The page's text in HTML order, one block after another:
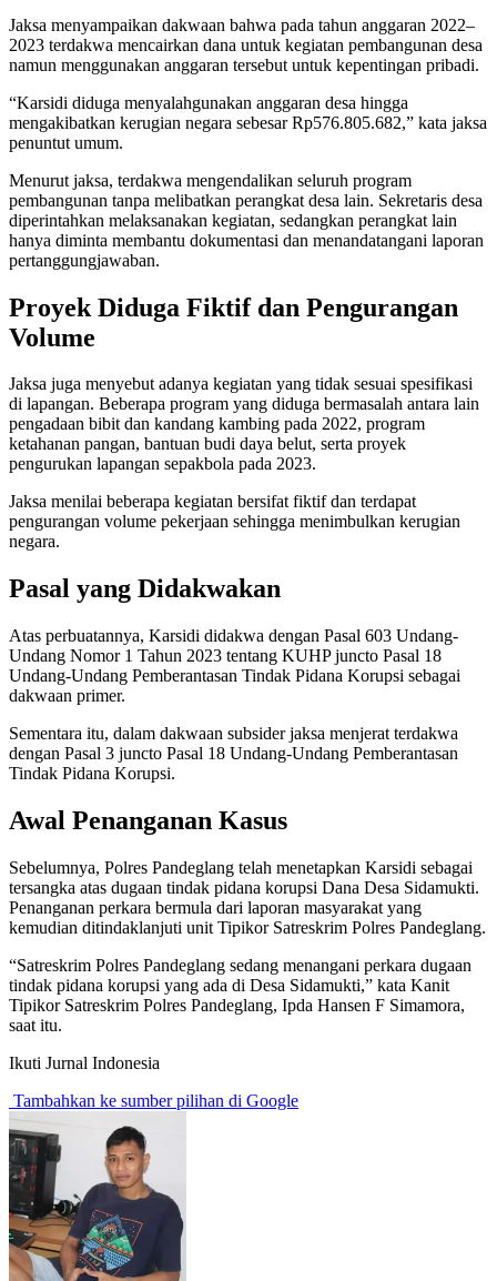
Jaksa menyampaikan dakwaan bahwa pada tahun anggaran 2022–
2023 terdakwa mencairkan dana untuk kegiatan pembangunan desa
namun menggunakan anggaran tersebut untuk kepentingan pribadi.
“Karsidi diduga menyalahgunakan anggaran desa hingga
mengakibatkan kerugian negara sebesar Rp576.805.682,” kata jaksa
penuntut umum.
Menurut jaksa, terdakwa mengendalikan seluruh program
pembangunan tanpa melibatkan perangkat desa lain. Sekretaris desa
diperintahkan melaksanakan kegiatan, sedangkan perangkat lain
hanya diminta membantu dokumentasi dan menandatangani laporan
pertanggungjawaban.
Proyek Diduga Fiktif dan Pengurangan
Volume
Jaksa juga menyebut adanya kegiatan yang tidak sesuai spesifikasi
di lapangan. Beberapa program yang diduga bermasalah antara lain
pengadaan bibit dan kandang kambing pada 2022, program
ketahanan pangan, bantuan budi daya belut, serta proyek
pengurukan lapangan sepakbola pada 2023.
Jaksa menilai beberapa kegiatan bersifat fiktif dan terdapat
pengurangan volume pekerjaan sehingga menimbulkan kerugian
negara.
Pasal yang Didakwakan
Atas perbuatannya, Karsidi didakwa dengan Pasal 603 Undang-
Undang Nomor 1 Tahun 2023 tentang KUHP juncto Pasal 18
Undang-Undang Pemberantasan Tindak Pidana Korupsi sebagai
dakwaan primer.
Sementara itu, dalam dakwaan subsider jaksa menjerat terdakwa
dengan Pasal 3 juncto Pasal 18 Undang-Undang Pemberantasan
Tindak Pidana Korupsi.
Awal Penanganan Kasus
Sebelumnya, Polres Pandeglang telah menetapkan Karsidi sebagai
tersangka atas dugaan tindak pidana korupsi Dana Desa Sidamukti.
Penanganan perkara bermula dari laporan masyarakat yang
kemudian ditindaklanjuti unit Tipikor Satreskrim Polres Pandeglang.
“Satreskrim Polres Pandeglang sedang menangani perkara dugaan
tindak pidana korupsi yang ada di Desa Sidamukti,” kata Kanit
Tipikor Satreskrim Polres Pandeglang, Ipda Hansen F Simamora,
saat itu.
Ikuti Jurnal Indonesia
Tambahkan ke sumber pilihan di Google